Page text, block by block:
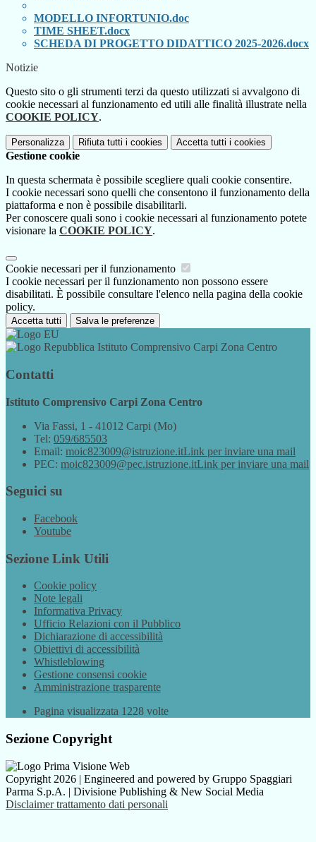
MODELLO INFORTUNIO.doc
TIME SHEET.docx
SCHEDA DI PROGETTO DIDATTICO 2025-2026.docx
Notizie
Questo sito o gli strumenti terzi da questo utilizzati si avvalgono di
cookie necessari al funzionamento ed utili alle finalità illustrate nella
COOKIE POLICY.
Personalizza Rifiuta tutti i cookies Accetta tutti i cookies
Gestione cookie
In questa schermata è possibile scegliere quali cookie consentire.
I cookie necessari sono quelli che consentono il funzionamento della
piattaforma e non è possibile disabilitarli.
Per conoscere quali sono i cookie necessari al funzionamento potete
visionare la COOKIE POLICY.
Cookie necessari per il funzionamento
I cookie necessari per il funzionamento non possono essere
disabilitati. È possibile consultare l'elenco nella pagina della cookie
policy.
Accetta tutti Salva le preferenze
Istituto Comprensivo Carpi Zona Centro
Contatti
Istituto Comprensivo Carpi Zona Centro
Via Fassi, 1 - 41012 Carpi (Mo)
Tel: 059/685503
Email: moic823009@istruzione.itLink per inviare una mail
PEC: moic823009@pec.istruzione.itLink per inviare una mail
Seguici su
Facebook
Youtube
Sezione Link Utili
Cookie policy
Note legali
Informativa Privacy
Ufficio Relazioni con il Pubblico
Dichiarazione di accessibilità
Obiettivi di accessibilità
Whistleblowing
Gestione consensi cookie
Amministrazione trasparente
Pagina visualizzata 1228 volte
Sezione Copyright
Copyright 2026 | Engineered and powered by Gruppo Spaggiari
Parma S.p.A. | Divisione Publishing & New Social Media
Disclaimer trattamento dati personali